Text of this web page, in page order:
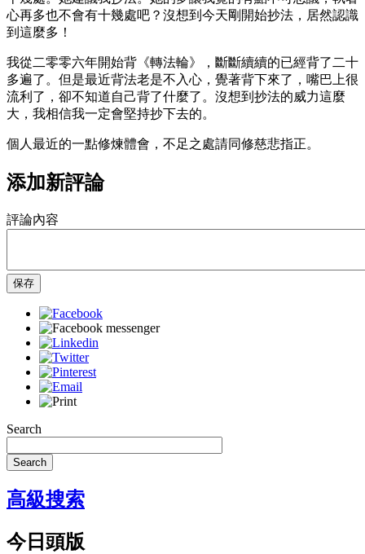
心再多也不會有十幾處吧？沒想到今天剛開始抄法，居然認識
到這麼多！
我從二零零六年開始背《轉法輪》，斷斷續續的已經背了二十
多遍了。但是最近背法老是不入心，覺著背下來了，嘴巴上很
流利了，卻不知道自己背了什麼了。沒想到抄法的威力這麼
大，我相信我一定會堅持抄下去的。
個人最近的一點修煉體會，不足之處請同修慈悲指正。
添加新評論
評論內容
保存
Search
Search
高級搜索
今日頭版